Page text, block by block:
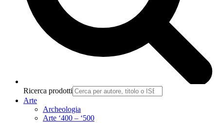
Ricerca prodotti
Arte
Archeologia
Arte ‘400 – ‘500